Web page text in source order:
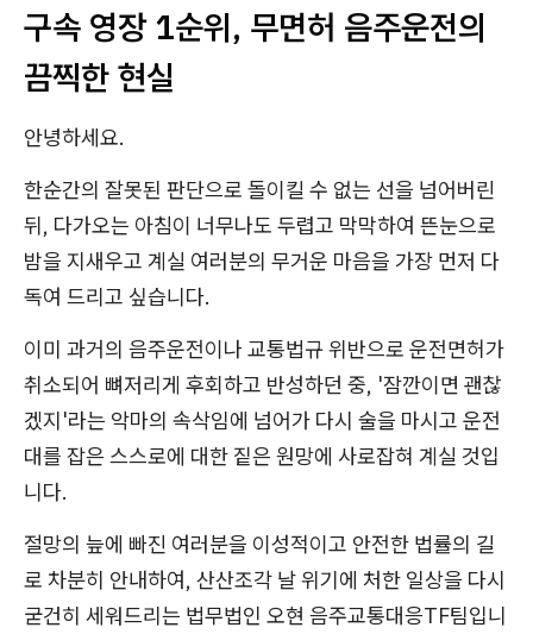
구속 영장 1순위, 무면허 음주운전의
끔찍한 현실
안녕하세요.
한순간의 잘못된 판단으로 돌이킬 수 없는 선을 넘어버린
뒤, 다가오는 아침이 너무나도 두렵고 막막하여 뜬눈으로
밤을 지새우고 계실 여러분의 무거운 마음을 가장 먼저 다
독여 드리고 싶습니다.
이미 과거의 음주운전이나 교통법규 위반으로 운전면허가
취소되어 뼈저리게 후회하고 반성하던 중, '잠깐이면 괜찮
겠지'라는 악마의 속삭임에 넘어가 다시 술을 마시고 운전
대를 잡은 스스로에 대한 짙은 원망에 사로잡혀 계실 것입
니다.
절망의 늪에 빠진 여러분을 이성적이고 안전한 법률의 길
로 차분히 안내하여, 산산조각 날 위기에 처한 일상을 다시
굳건히 세워드리는 법무법인 오현 음주교통대응TF팀입니